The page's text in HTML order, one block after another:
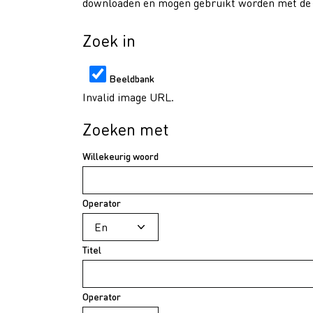
Zoek in
Beeldbank
Invalid image URL.
Zoeken met
Willekeurig woord
Operator
Titel
Operator